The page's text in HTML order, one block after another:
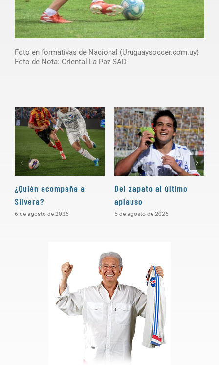
Foto en formativas de Nacional (Uruguaysoccer.com.uy)
Foto de Nota: Oriental La Paz SAD
¿Quién acompaña a
Silvera?
6 de agosto de 2026
Del zapato al último
aplauso
5 de agosto de 2026